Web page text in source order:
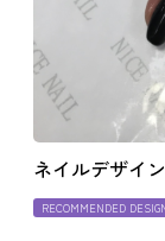
よくあ
ご利用
取り扱い
ネイルデザイン
RECOMMENDED